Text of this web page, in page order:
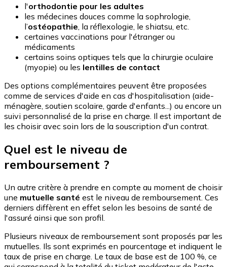
l'orthodontie pour les adultes
les médecines douces comme la sophrologie,
l’ostéopathie , la réflexologie, le shiatsu, etc.
certaines vaccinations pour l'étranger ou
médicaments
certains soins optiques tels que la chirurgie oculaire
(myopie) ou les lentilles de contact
Des options complémentaires peuvent être proposées
comme de services d'aide en cas d'hospitalisation (aide-
ménagère, soutien scolaire, garde d'enfants...) ou encore un
suivi personnalisé de la prise en charge. Il est important de
les choisir avec soin lors de la souscription d'un contrat.
Quel est le niveau de
remboursement ?
Un autre critère à prendre en compte au moment de choisir
une mutuelle santé est le niveau de remboursement. Ces
derniers diffèrent en effet selon les besoins de santé de
l'assuré ainsi que son profil.
Plusieurs niveaux de remboursement sont proposés par les
mutuelles. Ils sont exprimés en pourcentage et indiquent le
taux de prise en charge. Le taux de base est de 100 %, ce